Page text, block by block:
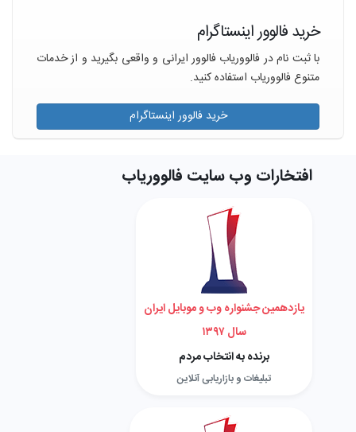
خرید فالوور اینستاگرام
با ثبت نام در فالووریاب فالوور ایرانی و واقعی بگیرید و از خدمات
متنوع فالووریاب استفاده کنید.
خرید فالوور اینستاگرام
افتخارات وب سایت فالووریاب
یازدهمین جشنواره وب و موبایل ایران
سال ۱۳۹۷
برنده به انتخاب مردم
تبلیغات و بازاریابی آنلاین